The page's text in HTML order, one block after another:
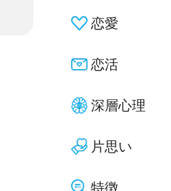
恋愛
恋活
深層心理
片思い
特徴